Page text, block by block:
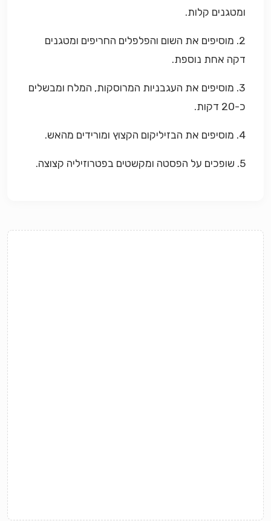
ומטגנים קלות.
2. מוסיפים את השום והפלפלים החריפים ומטגנים
דקה אחת נוספת.
3. מוסיפים את העגבניות המרוסקות, המלח ומבשלים
כ-20 דקות.
4. מוסיפים את הבזיליקום הקצוץ ומורידים מהאש.
5. שופכים על הפסטה ומקשטים בפטרוזיליה קצוצה .